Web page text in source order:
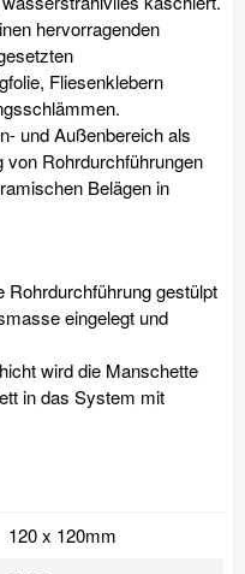
hervorragenden
Fliesenklebern
und Außenbereich als
Rohrdurchführungen
Belägen in
Rohrdurchführung gestülpt
eingelegt und
wird die Manschette
in das System mit
120 x 120mm